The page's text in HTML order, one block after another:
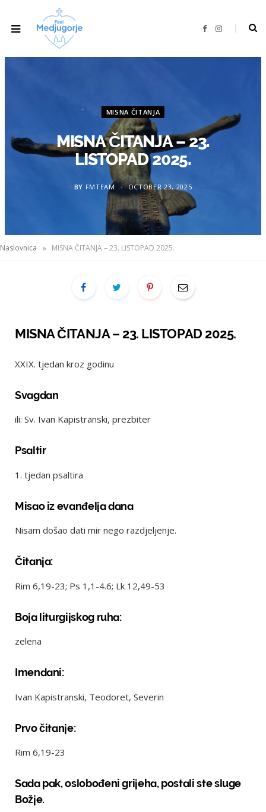
F
b
I
a
MISNA ČITANJA
MISNA ČITANJA – 23.
LISTOPAD 2025.
BY FMTEAM OCTOBER 23, 2025
Naslovnica » MISNA ČITANJA – 23. LISTOPAD 2025.
MISNA ČITANJA – 23. LISTOPAD 2025.
XXIX. tjedan kroz godinu
Svagdan
ili: Sv. Ivan Kapistranski, prezbiter
Psaltir
1. tjedan psaltira
Misao iz evanđelja dana
Nisam došao dati mir nego razdjeljenje.
Čitanja:
Rim 6,19-23; Ps 1,1-4.6; Lk 12,49-53
Boja liturgijskog ruha:
zelena
Imendani:
Ivan Kapistranski, Teodoret, Severin
Prvo čitanje:
Rim 6,19-23
Sada pak, oslobođeni grijeha, postali ste sluge
Božje.